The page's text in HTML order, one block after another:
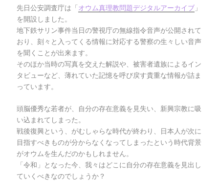
先日公安調査庁は「 オウム真理教問題デジタルアーカイブ 」
を開設しました。
地下鉄サリン事件当日の警視庁の無線指令音声が公開されて
おり、刻々と入ってくる情報に対応する警察の生々しい音声
を聞くことが出来ます。
そのほか当時の写真を交えた解説や、被害者遺族によるイン
タビューなど、薄れていた記憶を呼び戻す貴重な情報が詰ま
っています。
頭脳優秀な若者が、自分の存在意義を見失い、新興宗教に吸
い込まれてしまった。
戦後復興という、がむしゃらな時代が終わり、日本人が次に
目指すべきものが分からなくなってしまったという時代背景
がオウムを生んだのかもしれません。
「令和」となった今、我々はどこに自分の存在意義を見出し
ていくべきなのでしょうか？